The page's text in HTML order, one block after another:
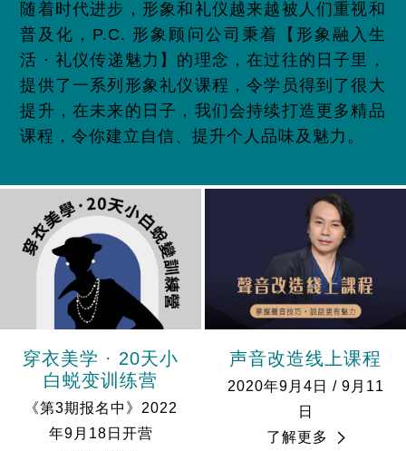
随着时代进步，形象和礼仪越来越被人们重视和
普及化， P.C. 形象顾问公司秉着【形象融入生
活 · 礼仪传递魅力】的理念，在过往的日子里，
提供了一系列形象礼仪课程，令学员得到了很大
提升，在未来的日子，我们会持续打造更多精品
课程，令你建立自信、提升个人品味及魅力。
穿衣美学 · 20天小
白蜕变训练营
《第3期报名中》2022
年9月18日开营
声音改造线上课程
2020年9月4日 / 9月11
日
了解更多